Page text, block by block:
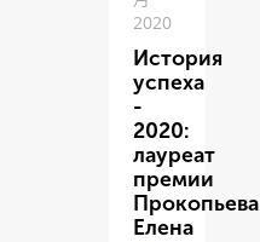
2020
История
успеха
-
2020:
лауреат
премии
Прокопьева
Елена